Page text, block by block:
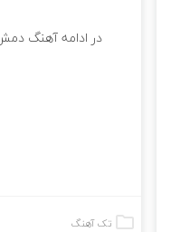
در ادامه آهنگ دمش
تک آهنگ